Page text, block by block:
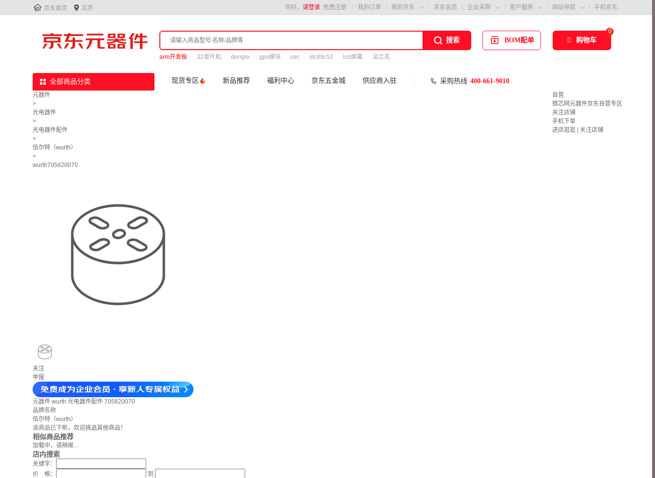
 京东首页  北京 你好， 请登录 免费注册 我的订单 我的京东  京东会员 企业采购  客户服务  网站导航  手机京东
搜索
arm开发板 32单片机 dongle gps模块 cec stc89c52 lcd屏幕 法兰克
BOM配单
0
购物车
全部商品分类 现货专区 新品推荐 福利中心 京东五金城 供应商入驻 采购热线 400-661-9010
元器件
>
光电器件
>
光电器件配件
>
伍尔特（wurth）
>
wurth705820070
自营
猎芯网元器件京东自营专区
关注店铺
手机下单
进店逛逛
关注店铺
关注
举报
元器件 wurth 光电器件配件 705820070
品牌名称
伍尔特（wurth）
该商品已下柜，欢迎挑选其他商品！
相似商品推荐
加载中，请稍候...
店内搜索
关键字：
价 格：
到